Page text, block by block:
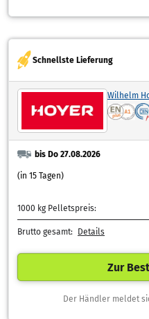
Schnellste Lieferung
Wilhelm
bis Do 27.08.2026
(in 15 Tagen)
1000 kg Pelletspreis:
Brutto gesamt: Details
Zur
Der Händler meldet